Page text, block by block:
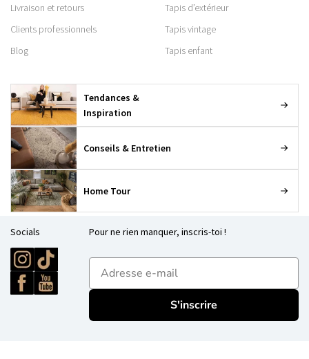
Livraison et retours
Clients professionnels
Blog
Tapis d’extérieur
Tapis vintage
Tapis enfant
Tendances &
Inspiration
Conseils & Entretien
Home Tour
Socials Pour ne rien manquer, inscris-toi !
E-mailadres
S'inscrire